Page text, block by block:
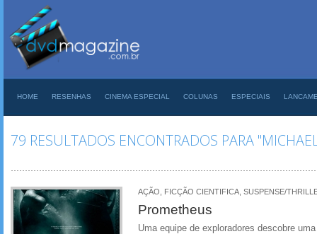
HOME RESENHAS CINEMA ESPECIAL COLUNAS ESPECIAIS
79 RESULTADOS ENCONTRADOS PARA
AÇÃO, FICÇÃO CIENTIFICA, SUSPENSE/
Prometheus
Uma equipe de exploradores descobre